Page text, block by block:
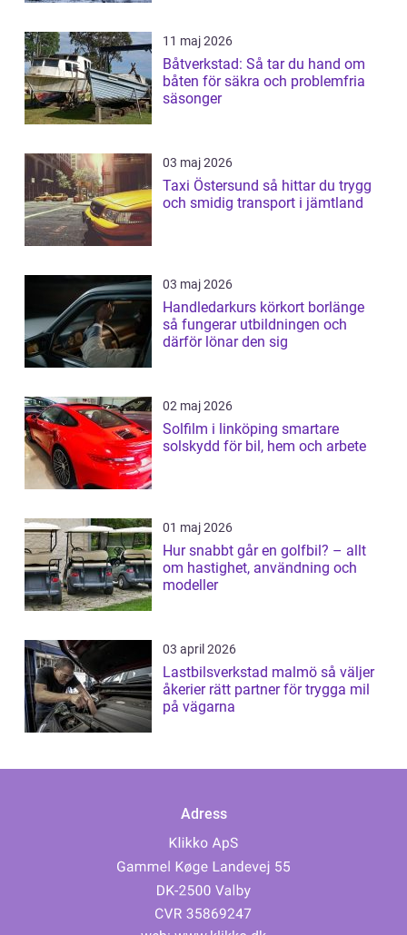
11 maj 2026
Båtverkstad: Så tar du hand om
båten för säkra och problemfria
säsonger
03 maj 2026
Taxi Östersund så hittar du trygg
och smidig transport i jämtland
03 maj 2026
Handledarkurs körkort borlänge
så fungerar utbildningen och
därför lönar den sig
02 maj 2026
Solfilm i linköping smartare
solskydd för bil, hem och arbete
01 maj 2026
Hur snabbt går en golfbil? – allt
om hastighet, användning och
modeller
03 april 2026
Lastbilsverkstad malmö så väljer
åkerier rätt partner för trygga mil
på vägarna
Adress